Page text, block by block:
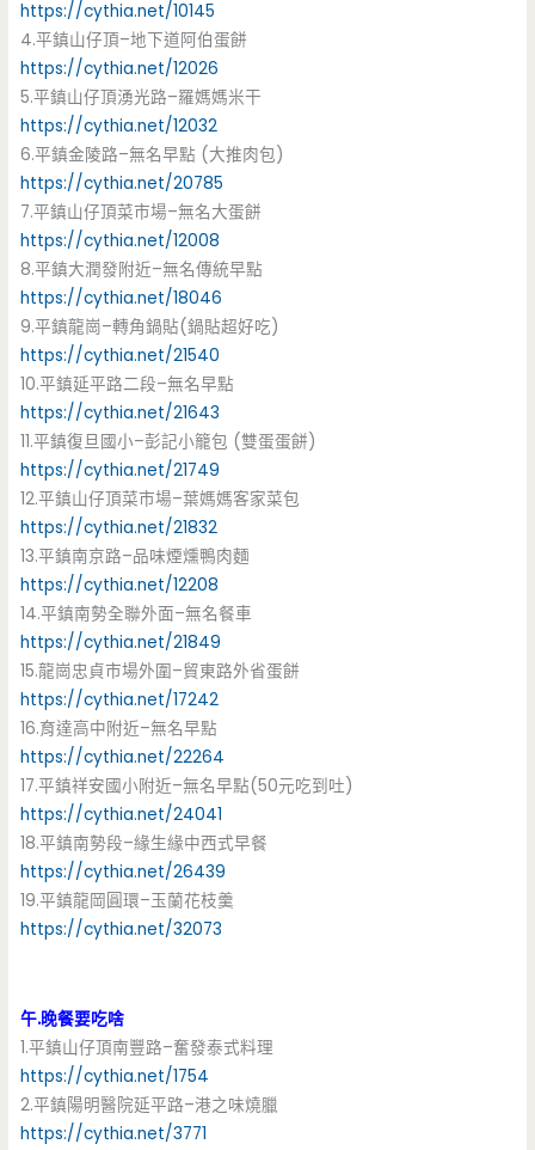
https://cythia.net/10145
4.平鎮山仔頂–地下道阿伯蛋餅
https://cythia.net/12026
5.平鎮山仔頂湧光路–羅媽媽米干
https://cythia.net/12032
6.平鎮金陵路–無名早點 (大推肉包)
https://cythia.net/20785
7.平鎮山仔頂菜市場–無名大蛋餅
https://cythia.net/12008
8.平鎮大潤發附近–無名傳統早點
https://cythia.net/18046
9.平鎮龍崗–轉角鍋貼(鍋貼超好吃)
https://cythia.net/21540
10.平鎮延平路二段–無名早點
https://cythia.net/21643
11.平鎮復旦國小–彭記小籠包 (雙蛋蛋餅)
https://cythia.net/21749
12.平鎮山仔頂菜市場–葉媽媽客家菜包
https://cythia.net/21832
13.平鎮南京路–品味煙燻鴨肉麵
https://cythia.net/12208
14.平鎮南勢全聯外面–無名餐車
https://cythia.net/21849
15.龍崗忠貞市場外圍–貿東路外省蛋餅
https://cythia.net/17242
16.育達高中附近–無名早點
https://cythia.net/22264
17.平鎮祥安國小附近–無名早點(50元吃到吐)
https://cythia.net/24041
18.平鎮南勢段–緣生緣中西式早餐
https://cythia.net/26439
19.平鎮龍岡圓環–玉蘭花枝羹
https://cythia.net/32073
午.晚餐要吃啥
1.平鎮山仔頂南豐路–奮發泰式料理
https://cythia.net/1754
2.平鎮陽明醫院延平路–港之味燒臘
https://cythia.net/3771